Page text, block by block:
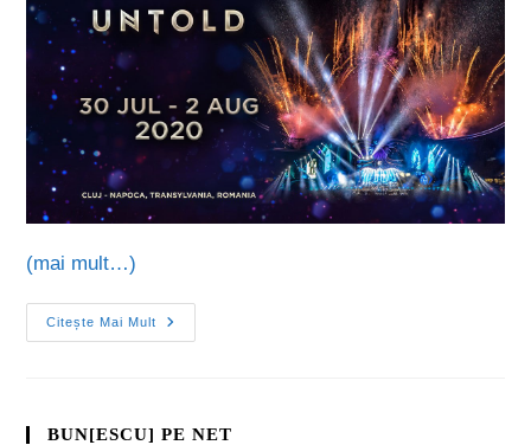
(mai mult…)
Citește Mai Mult
BUN[ESCU] PE NET